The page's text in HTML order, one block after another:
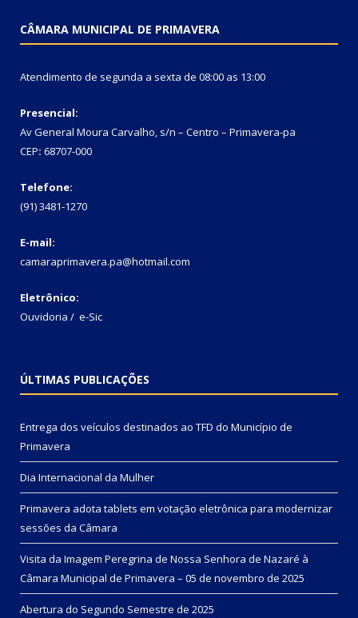
CÂMARA MUNICIPAL DE PRIMAVERA
Atendimento de segunda a sexta de 08:00 as 13:00
Presencial:
Av General Moura Carvalho, s/n – Centro – Primavera-pa
CEP: 68707-000
Telefone:
(91) 3481-1270
E-mail:
camaraprimavera.pa@hotmail.com
Eletrônico:
Ouvidoria / e-Sic
ÚLTIMAS PUBLICAÇÕES
Entrega dos veículos destinados ao TFD do Município de
Primavera
Dia Internacional da Mulher
Primavera adota tablets em votação eletrônica para modernizar
sessões da Câmara
Visita da Imagem Peregrina de Nossa Senhora de Nazaré à
Câmara Municipal de Primavera – 05 de novembro de 2025
Abertura do Segundo Semestre de 2025